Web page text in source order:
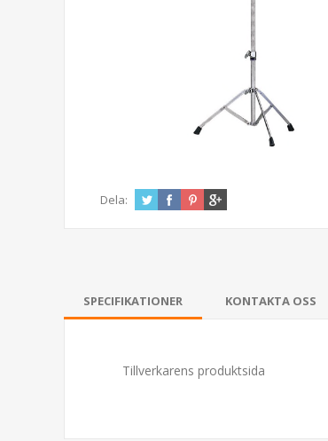
Dela:
SPECIFIKATIONER KONTAKTA OSS
Tillverkarens produktsida